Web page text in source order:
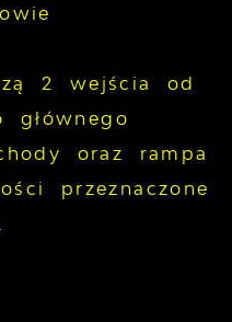
2 wejścia od
głównego
oraz rampa
przeznaczone